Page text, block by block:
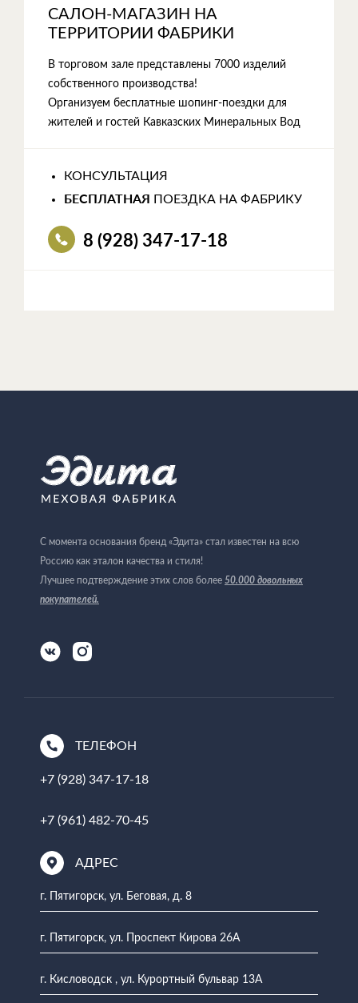
САЛОН-МАГАЗИН НА
ТЕРРИТОРИИ ФАБРИКИ
В торговом зале представлены 7000 изделий
собственного производства!
Организуем бесплатные шопинг-поездки для
жителей и гостей Кавказских Минеральных Вод
КОНСУЛЬТАЦИЯ
БЕСПЛАТНАЯ ПОЕЗДКА НА ФАБРИКУ
8 (928) 347-17-18
С момента основания бренд «Эдита» стал известен на всю
Россию как эталон качества и стиля!
Лучшее подтверждение этих слов более 50.000 довольных
покупателей.
ТЕЛЕФОН
+7 (928) 347-17-18
+7 (961) 482-70-45
АДРЕС
г. Пятигорск, ул. Беговая, д. 8
г. Пятигорск, ул. Проспект Кирова 26А
г. Кисловодск , ул. Курортный бульвар 13А